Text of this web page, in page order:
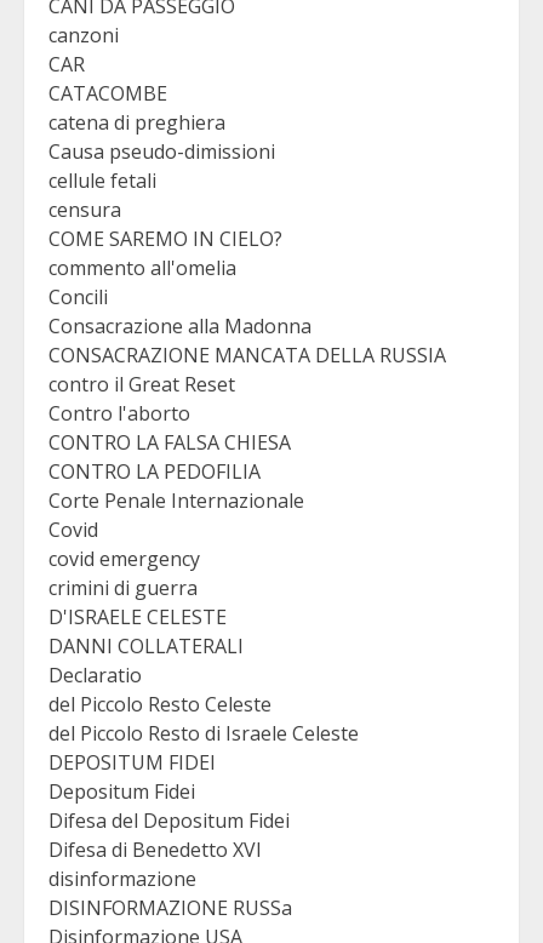
CANI DA PASSEGGIO
canzoni
CAR
CATACOMBE
catena di preghiera
Causa pseudo-dimissioni
cellule fetali
censura
COME SAREMO IN CIELO?
commento all'omelia
Concili
Consacrazione alla Madonna
CONSACRAZIONE MANCATA DELLA RUSSIA
contro il Great Reset
Contro l'aborto
CONTRO LA FALSA CHIESA
CONTRO LA PEDOFILIA
Corte Penale Internazionale
Covid
covid emergency
crimini di guerra
D'ISRAELE CELESTE
DANNI COLLATERALI
Declaratio
del Piccolo Resto Celeste
del Piccolo Resto di Israele Celeste
DEPOSITUM FIDEI
Depositum Fidei
Difesa del Depositum Fidei
Difesa di Benedetto XVI
disinformazione
DISINFORMAZIONE RUSSa
Disinformazione USA